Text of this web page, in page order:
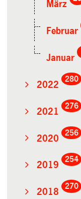
März
Februar
Januar
2022
280
2021
276
2020
256
2019
254
2018
270